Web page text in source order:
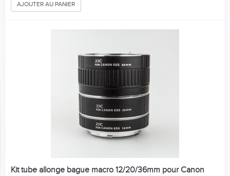
AJOUTER AU PANIER
Kit tube allonge bague macro 12/20/36mm pour Canon